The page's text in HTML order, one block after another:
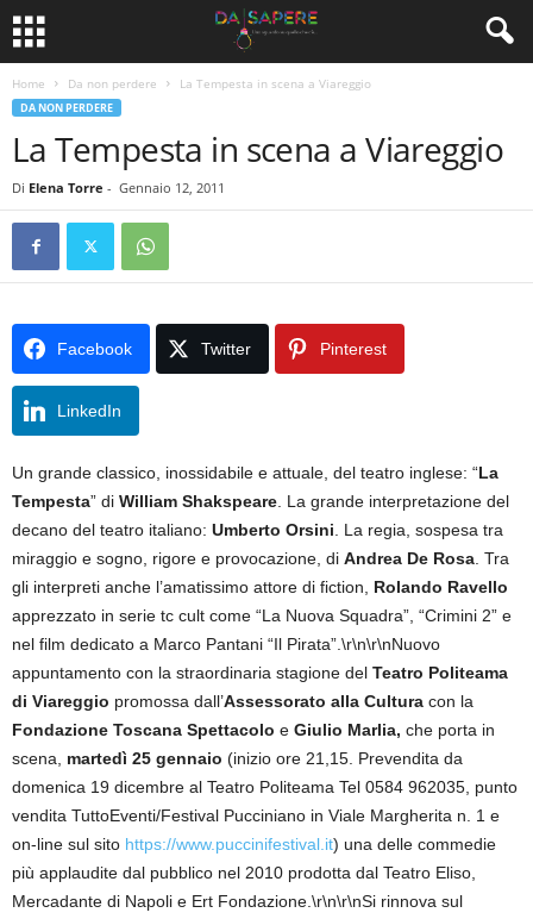
Home Da non perdere La Tempesta in scena a Viareggio
DA NON PERDERE
La Tempesta in scena a Viareggio
Di Elena Torre - Gennaio 12, 2011
Facebook Twitter Pinterest
LinkedIn
Un grande classico, inossidabile e attuale, del teatro inglese: “La
Tempesta” di William Shakspeare . La grande interpretazione del
decano del teatro italiano: Umberto Orsini . La regia, sospesa tra
miraggio e sogno, rigore e provocazione, di Andrea De Rosa . Tra
gli interpreti anche l’amatissimo attore di fiction, Rolando Ravello
apprezzato in serie tc cult come “La Nuova Squadra”, “Crimini 2” e
nel film dedicato a Marco Pantani “Il Pirata”.\r\n\r\nNuovo
appuntamento con la straordinaria stagione del Teatro Politeama
di Viareggio promossa dall’Assessorato alla Cultura con la
Fondazione Toscana Spettacolo e Giulio Marlia, che porta in
scena, martedì 25 gennaio (inizio ore 21,15. Prevendita da
domenica 19 dicembre al Teatro Politeama Tel 0584 962035, punto
vendita TuttoEventi/Festival Pucciniano in Viale Margherita n. 1 e
on-line sul sito https://www.puccinifestival.it) una delle commedie
più applaudite dal pubblico nel 2010 prodotta dal Teatro Eliso,
Mercadante di Napoli e Ert Fondazione.\r\n\r\nSi rinnova sul